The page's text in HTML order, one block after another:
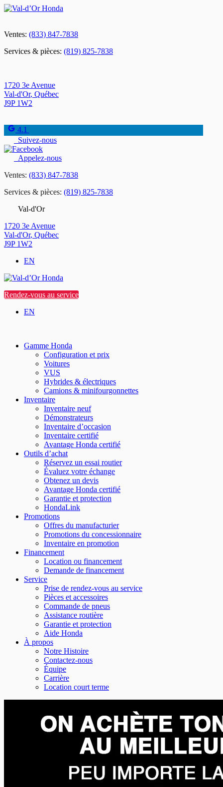
Ventes: (833) 847-7838
Services & pièces: (819) 825-7838
1720 3e Avenue
Val-d'Or, Québec
J9P 1W2
4.1
Suivez-nous
Appelez-nous
Ventes: (833) 847-7838
Services & pièces: (819) 825-7838
Val-d'Or
1720 3e Avenue
Val-d'Or, Québec
J9P 1W2
EN
Rendez-vous au service
EN
Gamme Honda
Configuration et prix
Voitures
VUS
Hybrides & électriques
Camions & minifourgonnettes
Inventaire
Inventaire neuf
Démonstrateurs
Inventaire d’occasion
Inventaire certifié
Avantage Honda certifié
Outils d’achat
Réservez un essai routier
Évaluez votre échange
Obtenez un devis
Avantage Honda certifié
Garantie et protection
HondaLink
Promotions
Offres du manufacturier
Promotions du concessionnaire
Inventaire en promotion
Financement
Location ou financement
Demande de financement
Service
Prise de rendez-vous au service
Pièces et accessoires
Commande de pneus
Assistance routière
Garantie et protection
Aide Honda
À propos
Notre Histoire
Contactez-nous
Équipe
Carrière
Location court terme